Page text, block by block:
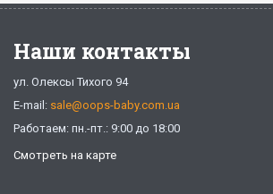
Наши контакты
ул. Олексы Тихого 94
E-mail: sale@oops-baby.com.ua
Работаем: пн.-пт.: 9:00 до 18:00
Смотреть на карте